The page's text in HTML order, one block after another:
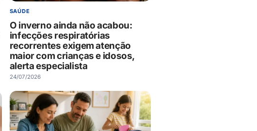
SAÚDE
O inverno ainda não acabou:
infecções respiratórias
recorrentes exigem atenção
maior com crianças e idosos,
alerta especialista
24/07/2026